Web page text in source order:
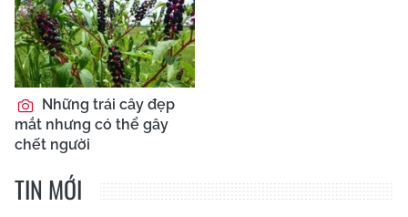
Những trái cây đẹp
mắt nhưng có thể gây
chết người
TIN MỚI